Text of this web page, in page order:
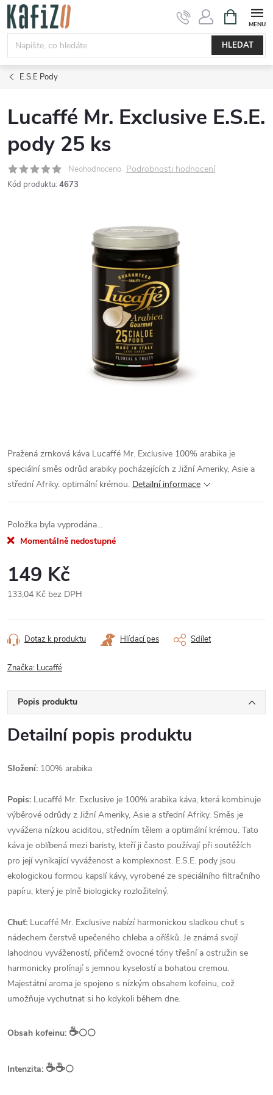
Přejít
obsah
HLEDAT
NÁKUPNÍ
KOŠÍK
E.S.E Pody
Lucaffé Mr. Exclusive E.S.E.
pody 25 ks
Neohodnoceno Podrobnosti hodnocení
Kód produktu: 4673
Pražená zrnková káva Lucaffé Mr. Exclusive 100% arabika je
speciální směs odrůd arabiky pocházejících z Jižní Ameriky, Asie a
střední Afriky. optimální krémou. Detailní informace
Položka byla vyprodána…
Momentálně nedostupné
149 Kč
133,04 Kč bez DPH
cena:
Dotaz k produktu Hlídací pes Sdílet
Značka: Lucaffé
Popis produktu
Detailní popis produktu
Složení: 100% arabika
Popis: Lucaffé Mr. Exclusive je 100% arabika káva, která kombinuje
výběrové odrůdy z Jižní Ameriky, Asie a střední Afriky. Směs je
vyvážena nízkou aciditou, středním tělem a optimální krémou. Tato
káva je oblíbená mezi baristy, kteří ji často používají při soutěžích
pro její vynikající vyváženost a komplexnost. E.S.E. pody jsou
ekologickou formou kapslí kávy, vyrobené ze speciálního filtračního
papíru, který je plně biologicky rozložitelný.
Chuť: Lucaffé Mr. Exclusive nabízí harmonickou sladkou chuť s
nádechem čerstvě upečeného chleba a oříšků. Je známá svojí
lahodnou vyvážeností, přičemž ovocné tóny třešní a ostružin se
harmonicky prolínají s jemnou kyselostí a bohatou cremou.
Majestátní aroma je spojeno s nízkým obsahem kofeinu, což
umožňuje vychutnat si ho kdykoli během dne.
Obsah kofeinu: ☕️⚪⚪
Intenzita: ☕️☕️⚪